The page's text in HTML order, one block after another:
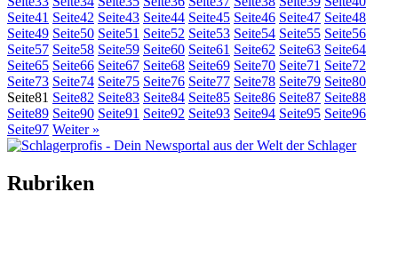
Seite41 Seite42 Seite43 Seite44 Seite45 Seite46 Seite47 Seite48
Seite49 Seite50 Seite51 Seite52 Seite53 Seite54 Seite55 Seite56
Seite57 Seite58 Seite59 Seite60 Seite61 Seite62 Seite63 Seite64
Seite65 Seite66 Seite67 Seite68 Seite69 Seite70 Seite71 Seite72
Seite73 Seite74 Seite75 Seite76 Seite77 Seite78 Seite79 Seite80
Seite81 Seite82 Seite83 Seite84 Seite85 Seite86 Seite87 Seite88
Seite89 Seite90 Seite91 Seite92 Seite93 Seite94 Seite95 Seite96
Seite97 Weiter »
Rubriken